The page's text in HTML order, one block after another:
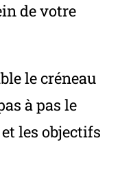
de votre
le créneau
à pas le
les objectifs